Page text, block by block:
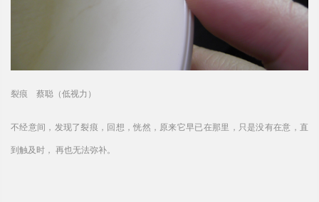
裂痕 蔡聪（低视力）
不经意间，发现了裂痕，回想，恍然，原来它早已在那里，只是没有在意，直
到触及时， 再也无法弥补。